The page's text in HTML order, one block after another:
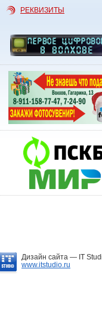
РЕКВИЗИТЫ
Дизайн сайта — IT
www.itstudio.ru